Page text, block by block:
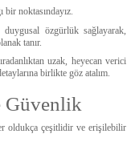
bir noktasındayız.
özgürlük sağlayarak,
tanır.
uzak, heyecan verici
birlikte göz atalım.
oldukça çeşitlidir ve erişilebilir